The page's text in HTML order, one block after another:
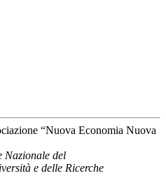
“Nuova Economia Nuova
Nazionale del
e delle Ricerche